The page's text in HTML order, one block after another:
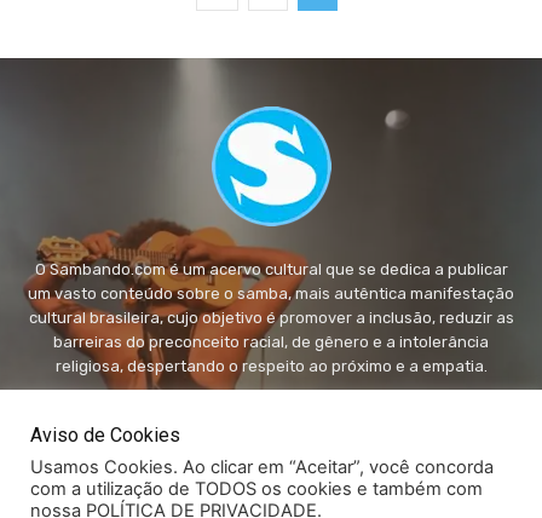
O Sambando.com é um acervo cultural que se dedica a publicar
um vasto conteúdo sobre o samba, mais autêntica manifestação
cultural brasileira, cujo objetivo é promover a inclusão, reduzir as
barreiras do preconceito racial, de gênero e a intolerância
religiosa, despertando o respeito ao próximo e a empatia.
Aviso de Cookies
Usamos Cookies. Ao clicar em “Aceitar”, você concorda
com a utilização de TODOS os cookies e também com
nossa POLÍTICA DE PRIVACIDADE.